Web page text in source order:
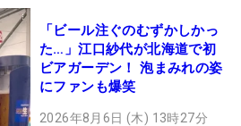
「ビール注ぐのむずかしかっ
た…」江口紗代が北海道で初
ビアガーデン！ 泡まみれの姿
にファンも爆笑
2026年8月6日 (木) 13時27分